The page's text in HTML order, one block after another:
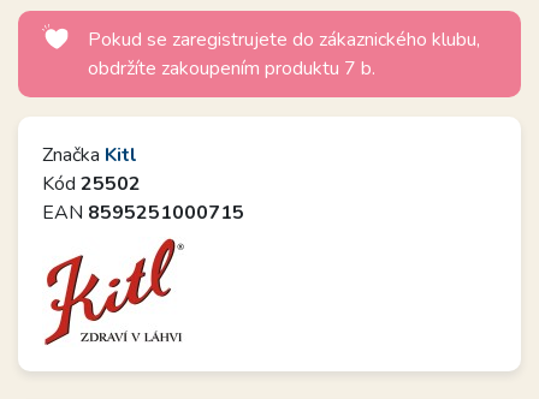
Pokud se zaregistrujete do zákaznického klubu,
obdržíte zakoupením produktu 7 b.
Značka Kitl
Kód 25502
EAN 8595251000715